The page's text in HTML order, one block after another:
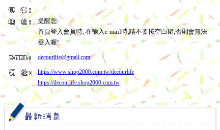
提醒您:
首頁登入會員時, 在輸入e-mail時,請不要按空白鍵,否則會無法
登入喔!
decourlife@gmail.com
https://www.shop2000.com.tw/decourlife
https://decourlife.shop2000.com.tw